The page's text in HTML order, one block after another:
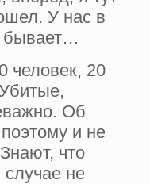
У нас в
бывает…
человек, 20
Об
и не
что
не